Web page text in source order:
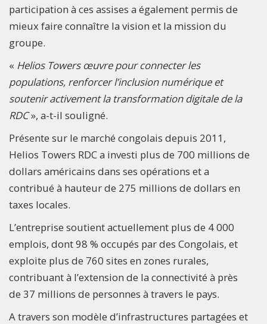
participation à ces assises a également permis de
mieux faire connaître la vision et la mission du
groupe.
« Helios Towers œuvre pour connecter les
populations, renforcer l’inclusion numérique et
soutenir activement la transformation digitale de la
RDC», a-t-il souligné.
Présente sur le marché congolais depuis 2011,
Helios Towers RDC a investi plus de 700 millions de
dollars américains dans ses opérations et a
contribué à hauteur de 275 millions de dollars en
taxes locales.
L’entreprise soutient actuellement plus de 4 000
emplois, dont 98 % occupés par des Congolais, et
exploite plus de 760 sites en zones rurales,
contribuant à l’extension de la connectivité à près
de 37 millions de personnes à travers le pays.
A travers son modèle d’infrastructures partagées et